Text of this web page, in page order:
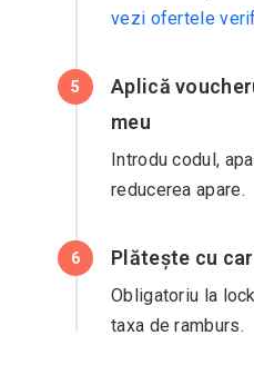
vezi ofertele
5
Aplică
meu
Introdu codul,
reducerea apare.
6 Plătește cu
Obligatoriu la
taxa de ramburs.